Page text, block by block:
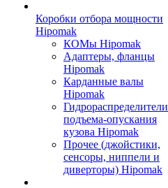
Коробки отбора мощности
Hipomak
КОМы Hipomak
Адаптеры, фланцы
Hipomak
Карданные валы
Hipomak
Гидрораспределители
подъема-опускания
кузова Hipomak
Прочее (джойстики,
сенсоры, ниппели и
диверторы) Hipomak